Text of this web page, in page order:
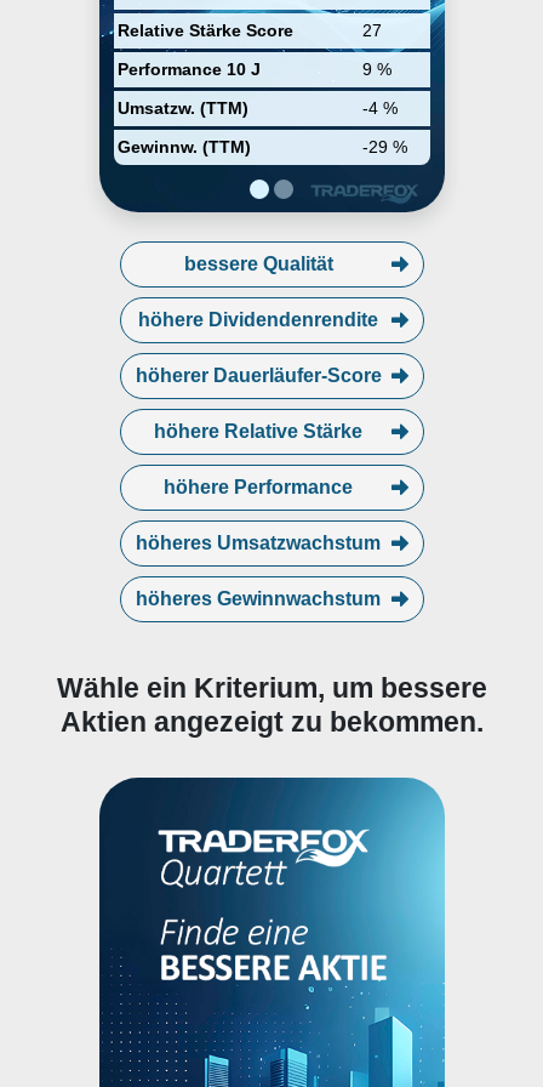
Relative Stärke Score
27
Performance 10 J
9 %
Umsatzw. (TTM)
-4 %
Gewinnw. (TTM)
-29 %
bessere Qualität
höhere Dividendenrendite
höherer Dauerläufer-Score
höhere Relative Stärke
höhere Performance
höheres Umsatzwachstum
höheres Gewinnwachstum
Wähle ein Kriterium, um bessere
Aktien angezeigt zu bekommen.